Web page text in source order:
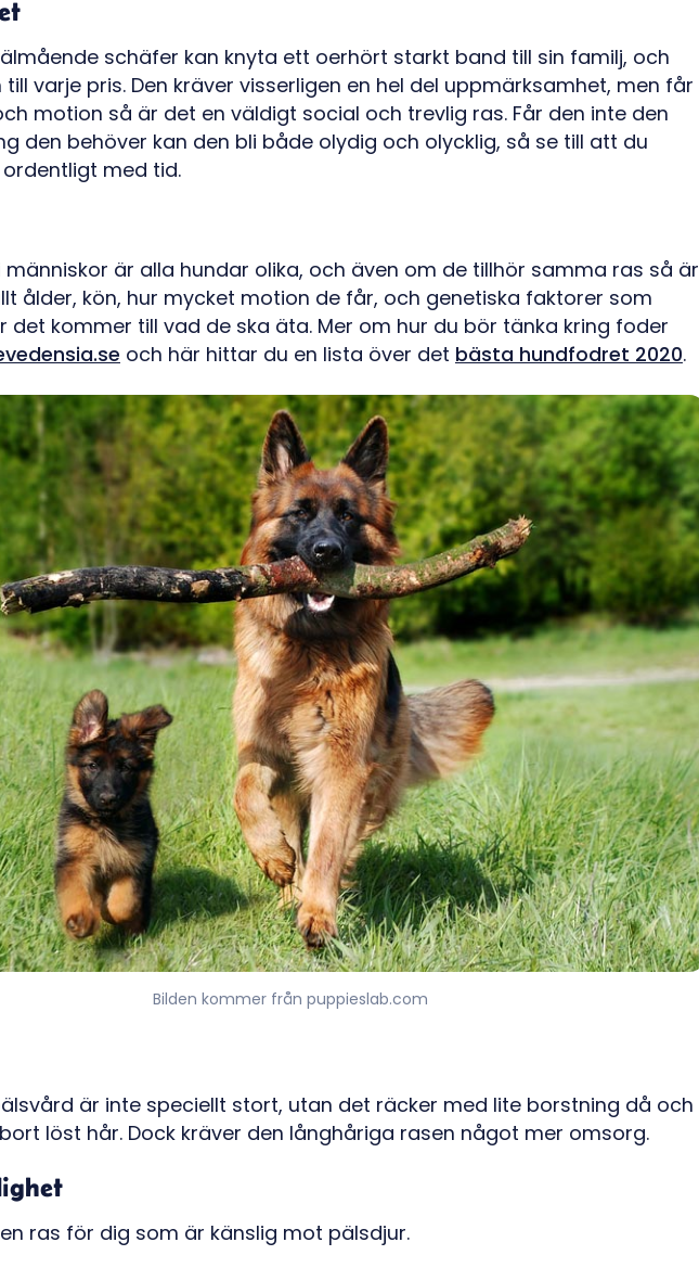
schäfer kan knyta ett oerhört starkt band till sin familj, och
varje pris. Den kräver visserligen en hel del uppmärksamhet, men får
motion så är det en väldigt social och trevlig ras. Får den inte den
den behöver kan den bli både olydig och olycklig, så se till att du
med tid.
människor är alla hundar olika, och även om de tillhör samma ras så är
ålder, kön, hur mycket motion de får, och genetiska faktorer som
det kommer till vad de ska äta. Mer om hur du bör tänka kring foder
och här hittar du en lista över det bästa hundfodret 2020.
Bilden kommer från puppieslab.com
är inte speciellt stort, utan det räcker med lite borstning då och
löst hår. Dock kräver den långhåriga rasen något mer omsorg.
ras för dig som är känslig mot pälsdjur.